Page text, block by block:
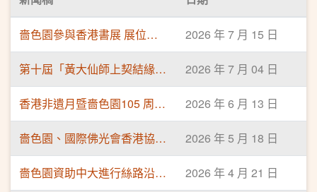
嗇色園參與香港書展 展位化身黃大仙師壇場 解構「大仙文創」大熱設計 票選黃大仙祠代表香氣 2026 年 7 月 15 日
第十屆「黃大仙師上契結緣儀式」圓滿舉行 300名善信與仙師結緣 日後依「仙師十訓」行善 2026 年 7 月 04 日
香港非遺月暨嗇色園105 周年紀慶—「非遺風韻．穿越傳承」正式揭幕 應節設端午非遺體驗 免費公眾活動推廣非遺 2026 年 6 月 13 日
嗇色園、國際佛光會香港協會 首度合辦「慶祝佛誕浴佛」活動 設互動體驗區 黃大仙祠延長開放時間 2026 年 5 月 18 日
嗇色園資助中大進行絲路沿線洞窟研究 助開辦碩士學科及出版圖冊 ​學術研討會今日開幕 一連三日發布成果 2026 年 4 月 21 日